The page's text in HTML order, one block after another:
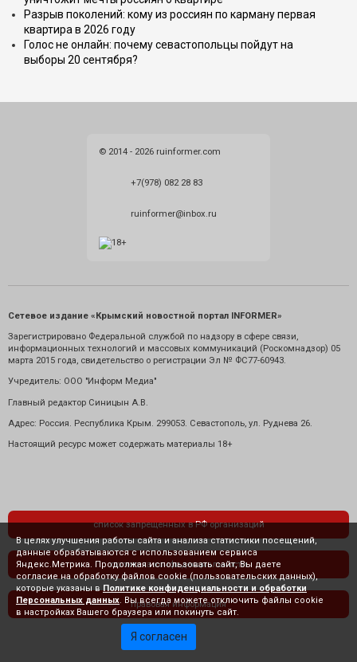
Разрыв поколений: кому из россиян по карману первая
квартира в 2026 году
Голос не онлайн: почему севастопольцы пойдут на
выборы 20 сентября?
© 2014 - 2026 ruinformer.com
+7(978) 082 28 83
ruinformer@inbox.ru
Сетевое издание «Крымский новостной портал INFORMER»
Зарегистрировано Федеральной службой по надзору в сфере связи,
информационных технологий и массовых коммуникаций (Роскомнадзор) 05
марта 2015 года, свидетельство о регистрации Эл № ФС77-60943.
Учредитель: ООО "Информ Медиа"
Главный редактор Синицын А.В.
Адрес: Россия. Республика Крым. 299053. Севастополь, ул. Руднева 26.
Настоящий ресурс может содержать материалы 18+
список запрещенных в РФ организаций
политика конфиденциальности
правовая информация
В целях улучшения работы сайта и анализа статистики посещений,
данные обрабатываются с использованием сервиса
Яндекс.Метрика. Продолжая использовать сайт, Вы даете
согласие на обработку файлов cookie (пользовательских данных),
которые указаны в Политике конфиденциальности и обработки
Персональных данных . Вы всегда можете отключить файлы cookie
в настройках Вашего браузера или покинуть сайт.
Я согласен